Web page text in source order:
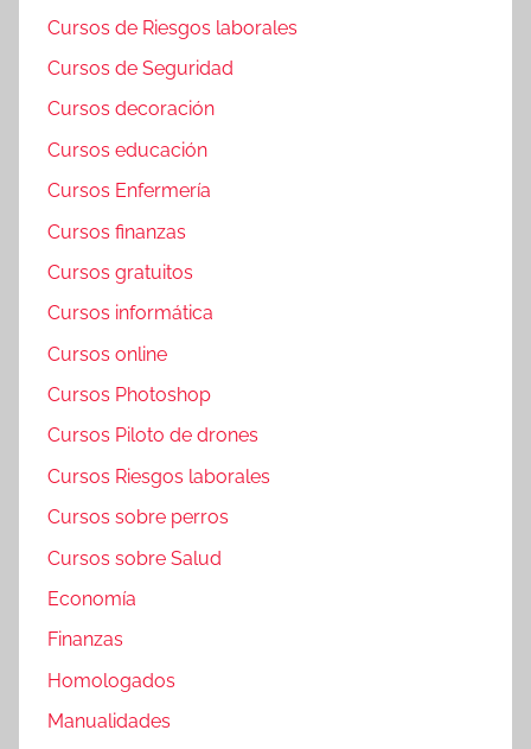
Cursos de Riesgos laborales
Cursos de Seguridad
Cursos decoración
Cursos educación
Cursos Enfermería
Cursos finanzas
Cursos gratuitos
Cursos informática
Cursos online
Cursos Photoshop
Cursos Piloto de drones
Cursos Riesgos laborales
Cursos sobre perros
Cursos sobre Salud
Economía
Finanzas
Homologados
Manualidades